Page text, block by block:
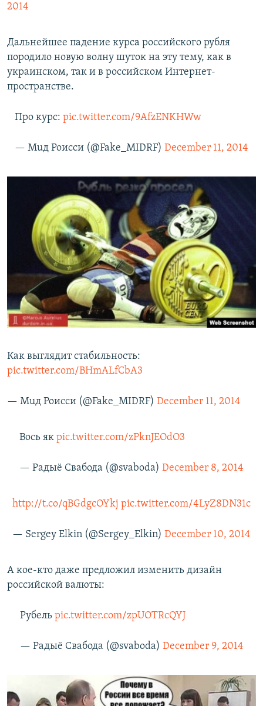
2014
Дальнейшее падение курса российского рубля
породило новую волну шуток на эту тему, как в
украинском, так и в российском Интернет-
пространстве.
Про курс: pic.twitter.com/9AfzENKHWw
— Мuд Роисси (@Fake_MIDRF) December 11, 2014
Как выглядит стабильность:
pic.twitter.com/BHmALfCbA3
— Мuд Роисси (@Fake_MIDRF) December 11, 2014
Вось як pic.twitter.com/zPknJEOdO3
— Радыё Свабода (@svaboda) December 8, 2014
http://t.co/qBGdgcOYkj pic.twitter.com/4LyZ8DN31c
— Sergey Elkin (@Sergey_Elkin) December 10, 2014
А кое-кто даже предложил изменить дизайн
российской валюты:
Рубель pic.twitter.com/zpUOTRcQYJ
— Радыё Свабода (@svaboda) December 9, 2014